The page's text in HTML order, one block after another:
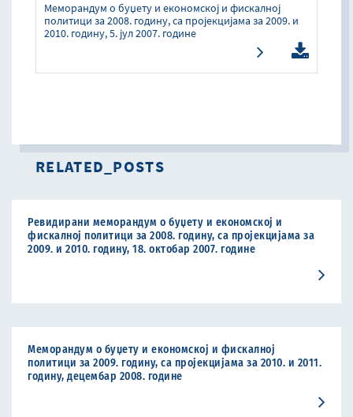
Меморандум о буџету и економској и фискалној
политици за 2008. годину, са пројекцијама за 2009. и
2010. годину, 5. јул 2007. године
RELATED_POSTS
Ревидирани меморандум о буџету и економској и
фискалној политици за 2008. годину, са пројекцијама за
2009. и 2010. годину, 18. октобар 2007. године
Меморандум о буџету и економској и фискалној
политици за 2009. годину, са пројекцијама за 2010. и 2011.
годину, децембар 2008. године